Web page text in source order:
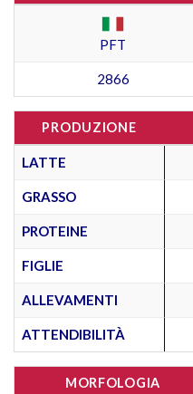
PFT
2866
PRODUZIONE
LATTE
GRASSO
PROTEINE
FIGLIE
ALLEVAMENTI
ATTENDIBILITÀ
MORFOLOGIA